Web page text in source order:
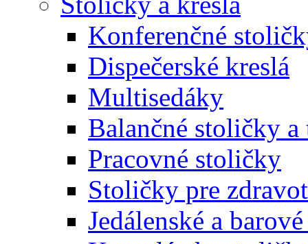
Konferenčné
Dispečerské kreslá
Multisedáky
Balančné stoličky a
Pracovné stoličky
Stoličky pre
Jedálenské a